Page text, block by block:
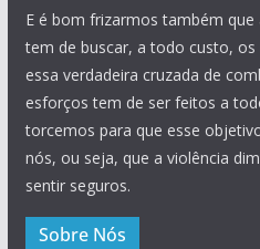
E é bom frizarmos também
tem de buscar, a todo custo,
essa verdadeira cruzada de
esforços tem de ser feitos a
torcemos para que esse
nós, ou seja, que a violência
sentir seguros.
Sobre Nós